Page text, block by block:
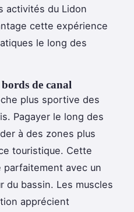
activités du Lidon
cette expérience
le long des
de canal
plus sportive des
Pagayer le long des
à des zones plus
touristique. Cette
parfaitement avec un
du bassin. Les muscles
apprécient